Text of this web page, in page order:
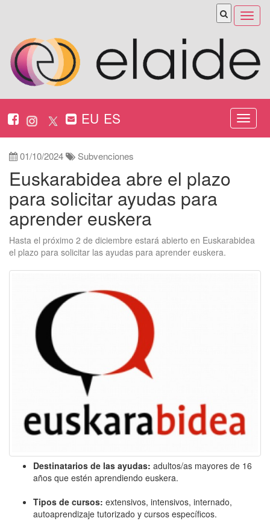
Abrir
menú
EU ES
ireki
01/10/2024 Subvenciones
Euskarabidea abre el plazo
para solicitar ayudas para
aprender euskera
Hasta el próximo 2 de diciembre estará abierto en Euskarabidea
el plazo para solicitar las ayudas para aprender euskera.
Destinatarios de las ayudas: adultos/as mayores de 16
años que estén aprendiendo euskera.
Tipos de cursos: extensivos, intensivos, internado,
autoaprendizaje tutorizado y cursos específicos.